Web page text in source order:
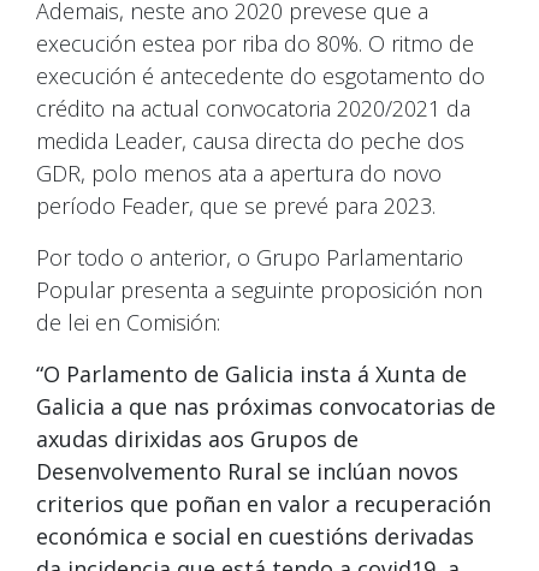
Ademais, neste ano 2020 prevese que a
execución estea por riba do 80%. O ritmo de
execución é antecedente do esgotamento do
crédito na actual convocatoria 2020/2021 da
medida Leader, causa directa do peche dos
GDR, polo menos ata a apertura do novo
período Feader, que se prevé para 2023.
Por todo o anterior, o Grupo Parlamentario
Popular presenta a seguinte proposición non
de lei en Comisión:
“O Parlamento de Galicia insta á Xunta de
Galicia a que nas próximas convocatorias de
axudas dirixidas aos Grupos de
Desenvolvemento Rural se inclúan novos
criterios que poñan en valor a recuperación
económica e social en cuestións derivadas